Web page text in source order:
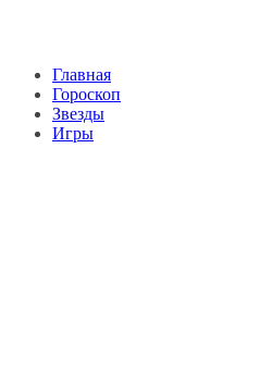
Главная
Гороскоп
Звезды
Игры